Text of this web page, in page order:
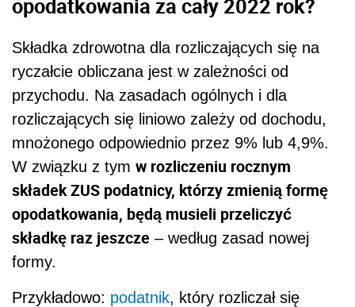
opodatkowania za cały 2022 rok?
Składka zdrowotna dla rozliczających się na
ryczałcie obliczana jest w zależności od
przychodu. Na zasadach ogólnych i dla
rozliczających się liniowo zależy od dochodu,
mnożonego odpowiednio przez 9% lub 4,9%.
W związku z tym w rozliczeniu rocznym
składek ZUS podatnicy, którzy zmienią formę
opodatkowania, będą musieli przeliczyć
składkę raz jeszcze – według zasad nowej
formy.
Przykładowo: podatnik, który rozliczał się